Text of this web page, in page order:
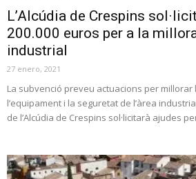
L’Alcúdia de Crespins
200.000 euros per a la
industrial
27 enero, 2021
La subvenció preveu actuacions per millorar
l’equipament i la seguretat de l’àrea
de l’Alcúdia de Crespins sol·licitarà ajudes